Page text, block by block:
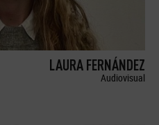
LAURA FERNÁNDEZ
Audiovisual